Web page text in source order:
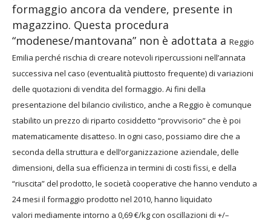
formaggio ancora da vendere, presente in
magazzino. Questa procedura
“modenese/mantovana” non è adottata a Reggio
Emilia perché rischia di creare notevoli ripercussioni nell’annata
successiva nel caso (eventualità piuttosto frequente) di variazioni
delle quotazioni di vendita del formaggio. Ai fini della
presentazione del bilancio civilistico, anche a Reggio è comunque
stabilito un prezzo di riparto cosiddetto “provvisorio” che è poi
matematicamente disatteso. In ogni caso, possiamo dire che a
seconda della struttura e dell’organizzazione aziendale, delle
dimensioni,della sua efficienza in termini di costi fissi, e della
“riuscita”del prodotto, le società cooperative che hanno venduto a
24mesi il formaggio prodotto nel 2010, hanno liquidato
valori mediamente intorno a 0,69 €/kg con oscillazioni di +/–